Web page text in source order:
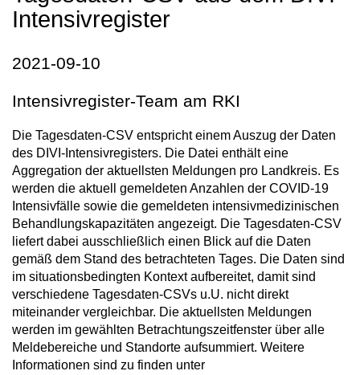
Intensivregister
2021-09-10
Intensivregister-Team am RKI
Die Tagesdaten-CSV entspricht einem Auszug der Daten
des DIVI-Intensivregisters. Die Datei enthält eine
Aggregation der aktuellsten Meldungen pro Landkreis. Es
werden die aktuell gemeldeten Anzahlen der COVID-19
Intensivfälle sowie die gemeldeten intensivmedizinischen
Behandlungskapazitäten angezeigt. Die Tagesdaten-CSV
liefert dabei ausschließlich einen Blick auf die Daten
gemäß dem Stand des betrachteten Tages. Die Daten sind
im situationsbedingten Kontext aufbereitet, damit sind
verschiedene Tagesdaten-CSVs u.U. nicht direkt
miteinander vergleichbar. Die aktuellsten Meldungen
werden im gewählten Betrachtungszeitfenster über alle
Meldebereiche und Standorte aufsummiert. Weitere
Informationen sind zu finden unter